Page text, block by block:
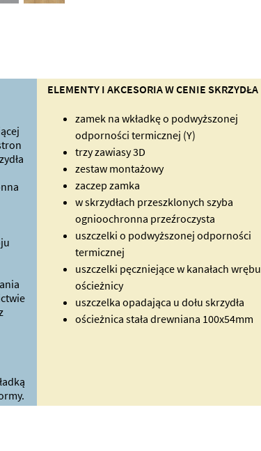
ELEMENTY I AKCESORIA W CENIE SKRZYDŁA
zamek na wkładkę o podwyższonej
odporności termicznej (Y)
trzy zawiasy 3D
zestaw montażowy
zaczep zamka
w skrzydłach przeszklonych szyba
ognioochronna przeźroczysta
uszczelki o podwyższonej odporności
termicznej
uszczelki pęczniejące w kanałach wrębu
ościeżnicy
uszczelka opadająca u dołu skrzydła
ościeżnica stała drewniana 100x54mm